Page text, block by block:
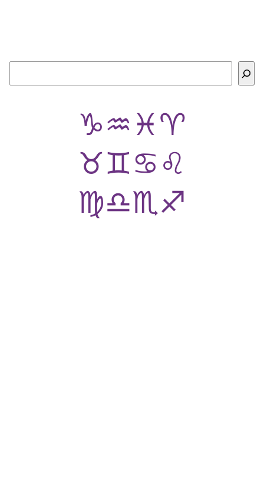
♑♒♓♈
♉♊♋♌
♍♎♏♐